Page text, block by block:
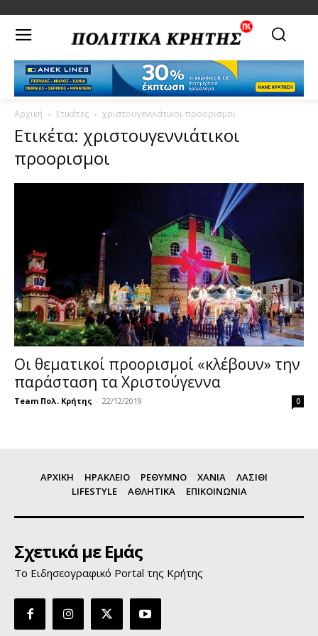
Αρχική Ετικέτες χριστουγεννιάτικοι προορισμοι
Ετικέτα: χριστουγεννιάτικοι
προορισμοι
Οι θεματικοί προορισμοί «κλέβουν» την
παράσταση τα Χριστούγεννα
Team Πολ. Κρήτης - 22/12/2019 0
ΑΡΧΙΚΗ ΗΡΑΚΛΕΙΟ ΡΕΘΥΜΝΟ ΧΑΝΙΑ
ΛΑΣΙΘΙ
LIFESTYLE
ΑΘΛΗΤΙΚΑ ΕΠΙΚΟΙΝΩΝΙΑ
Σχετικά με Εμάς
Το Ειδησεογραφικό Portal της Κρήτης